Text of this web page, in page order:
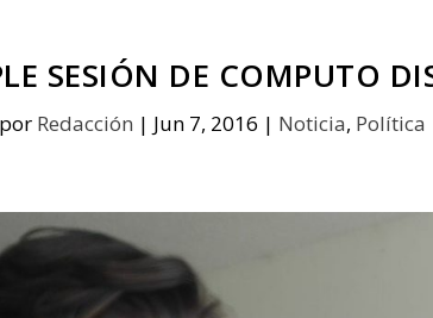
SESIÓN DE COMPUTO
Redacción | Jun 7, 2016 | Noticia, Política